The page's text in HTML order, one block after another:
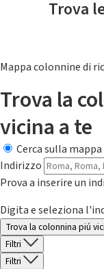
Trova
Mappa colonnine di
Trova la
vicina a te
Cerca sulla mappa
Indirizzo
Prova a inserire un
Digita e seleziona
Trova la colonnina piú
Filtri
Filtri